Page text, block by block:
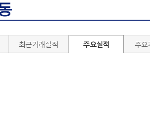
최근거래실적 주요실적 주요